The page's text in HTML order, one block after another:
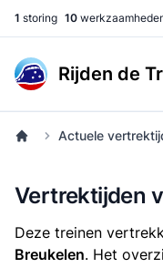
1 storing 10
Rijden de
Actuele
Vertrektijden
Deze treinen
Breukelen. Het